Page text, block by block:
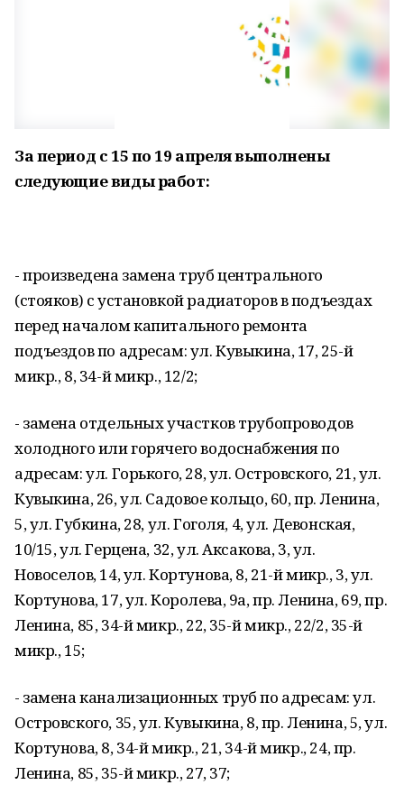
За период с 15 по 19 апреля выполнены
следующие виды работ:
- произведена замена труб центрального
(стояков) с установкой радиаторов в подъездах
перед началом капитального ремонта
подъездов по адресам: ул. Кувыкина, 17, 25-й
микр., 8, 34-й микр., 12/2;
- замена отдельных участков трубопроводов
холодного или горячего водоснабжения по
адресам: ул. Горького, 28, ул. Островского, 21, ул.
Кувыкина, 26, ул. Садовое кольцо, 60, пр. Ленина,
5, ул. Губкина, 28, ул. Гоголя, 4, ул. Девонская,
10/15, ул. Герцена, 32, ул. Аксакова, 3, ул.
Новоселов, 14, ул. Кортунова, 8, 21-й микр., 3, ул.
Кортунова, 17, ул. Королева, 9а, пр. Ленина, 69, пр.
Ленина, 85, 34-й микр., 22, 35-й микр., 22/2, 35-й
микр., 15;
- замена канализационных труб по адресам: ул.
Островского, 35, ул. Кувыкина, 8, пр. Ленина, 5, ул.
Кортунова, 8, 34-й микр., 21, 34-й микр., 24, пр.
Ленина, 85, 35-й микр., 27, 37;